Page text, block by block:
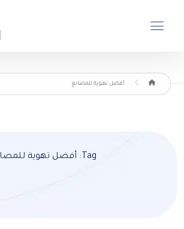
أفضل تهوية للمصانع
Tag: أفضل تهوية للمصانع